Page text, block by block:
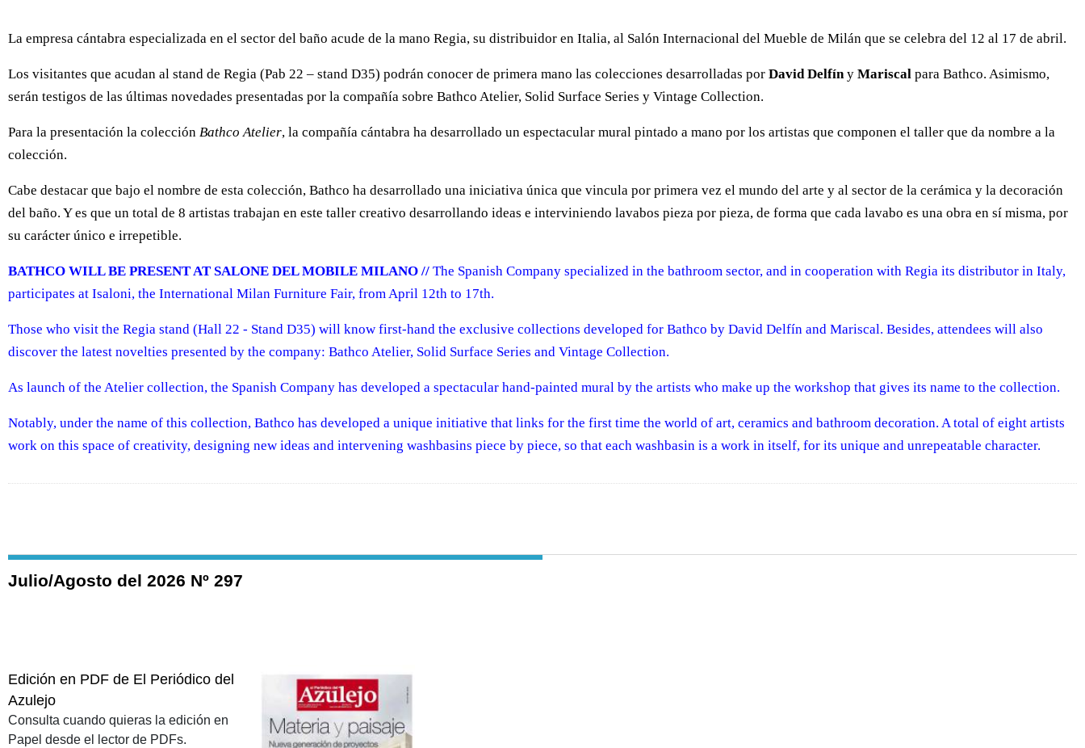
La empresa cántabra especializada en el sector del baño acude de la mano Regia, su distribuidor en Italia, al Salón Internacional del Mueble de Milán que se celebra del 12 al 17 de abril.
Los visitantes que acudan al stand de Regia (Pab 22 – stand D35) podrán conocer de primera mano las colecciones desarrolladas por David Delfín y Mariscal para Bathco. Asimismo,
serán testigos de las últimas novedades presentadas por la compañía sobre Bathco Atelier, Solid Surface Series y Vintage Collection.
Para la presentación la colección Bathco Atelier, la compañía cántabra ha desarrollado un espectacular mural pintado a mano por los artistas que componen el taller que da nombre a la
colección.
Cabe destacar que bajo el nombre de esta colección, Bathco ha desarrollado una iniciativa única que vincula por primera vez el mundo del arte y al sector de la cerámica y la decoración
del baño. Y es que un total de 8 artistas trabajan en este taller creativo desarrollando ideas e interviniendo lavabos pieza por pieza, de forma que cada lavabo es una obra en sí misma, por
su carácter único e irrepetible.
BATHCO WILL BE PRESENT AT SALONE DEL MOBILE MILANO // The Spanish Company specialized in the bathroom sector, and in cooperation with Regia its distributor in Italy,
participates at Isaloni, the International Milan Furniture Fair, from April 12th to 17th.
Those who visit the Regia stand (Hall 22 - Stand D35) will know first-hand the exclusive collections developed for Bathco by David Delfín and Mariscal. Besides, attendees will also
discover the latest novelties presented by the company: Bathco Atelier, Solid Surface Series and Vintage Collection.
As launch of the Atelier collection, the Spanish Company has developed a spectacular hand-painted mural by the artists who make up the workshop that gives its name to the collection.
Notably, under the name of this collection, Bathco has developed a unique initiative that links for the first time the world of art, ceramics and bathroom decoration. A total of eight artists
work on this space of creativity, designing new ideas and intervening washbasins piece by piece, so that each washbasin is a work in itself, for its unique and unrepeatable character.
Julio/Agosto del 2026 Nº 297
Edición en PDF de El Periódico del
Azulejo
Consulta cuando quieras la edición en
Papel desde el lector de PDFs.